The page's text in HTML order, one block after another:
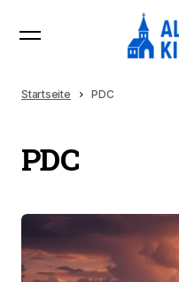
Startseite PDC
PDC